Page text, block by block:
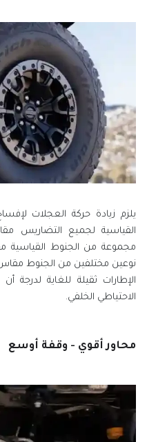
الإطارات ثقيلة للغاية لدرجة
الاحتياطي الخلفي.
محاور أقوي - وقفة أوسع